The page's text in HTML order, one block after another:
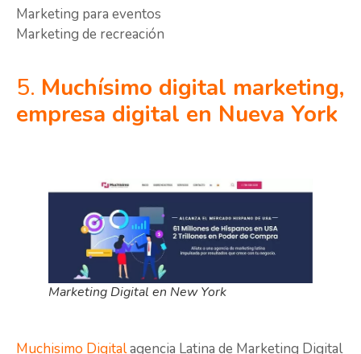
Marketing para eventos
Marketing de recreación
5. Muchísimo digital marketing,
empresa digital en Nueva York
Marketing Digital en New York
Muchisimo Digitalagencia Latina de Marketing Digital